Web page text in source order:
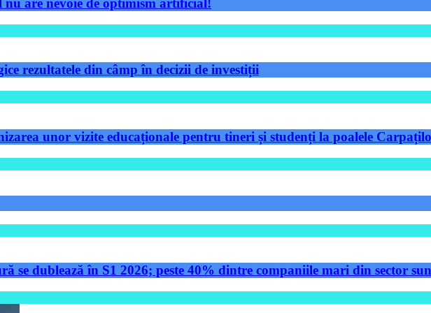
are nevoie de optimism artificial!
rezultatele din câmp în decizii de investiții
unor vizite educaționale pentru tineri și studenți la poalele
se dublează în S1 2026; peste 40% dintre companiile mari din sector